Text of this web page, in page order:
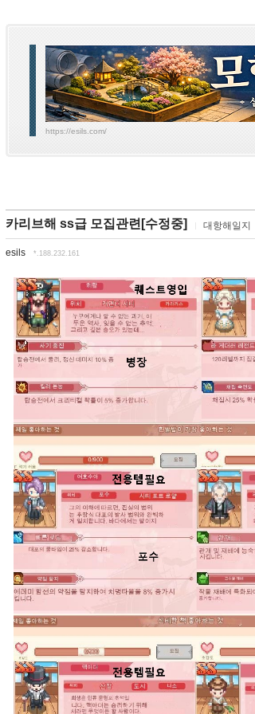
https://esils.com/
카리브해 ss급 모집관련[수정중] 대항해일지
esils *.188.232.161